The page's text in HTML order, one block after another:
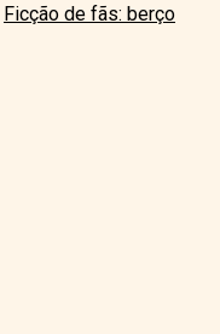
Ficção de fãs: berço